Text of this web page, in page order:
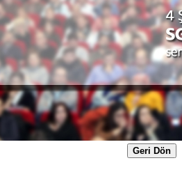
günü gerçekleşen SGK-
seminerimizi
tvizle.asp?id=500
Geri Dön